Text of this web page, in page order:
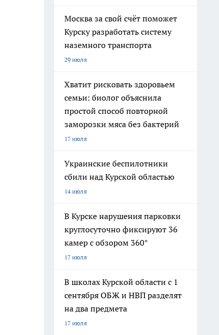
Москва за свой счёт поможет
Курску разработать систему
наземного транспорта
29 июля
Хватит рисковать здоровьем
семьи: биолог объяснила
простой способ повторной
заморозки мяса без бактерий
17 июля
Украинские беспилотники
сбили над Курской областью
14 июля
В Курске нарушения парковки
круглосуточно фиксируют 36
камер с обзором 360°
17 июля
В школах Курской области с 1
сентября ОБЖ и НВП разделят
на два предмета
17 июля